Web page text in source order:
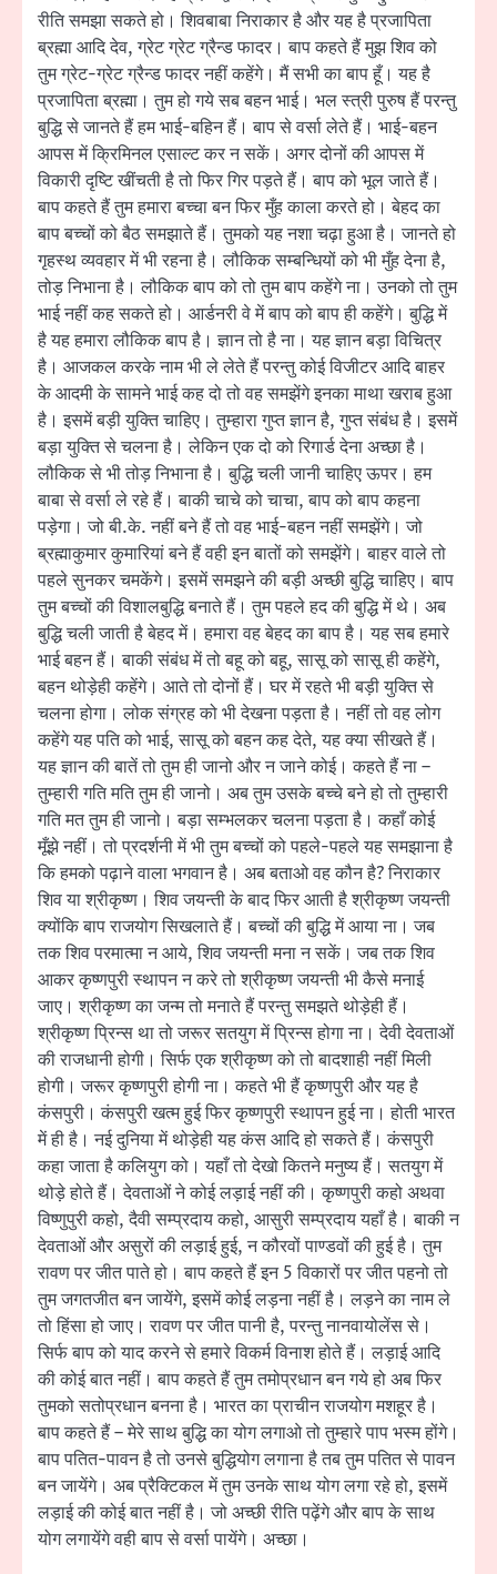
रीति समझा सकते हो। शिवबाबा निराकार है और यह है प्रजापिता
ब्रह्मा आदि देव, ग्रेट ग्रेट ग्रैन्ड फादर। बाप कहते हैं मुझ शिव को
तुम ग्रेट-ग्रेट ग्रैन्ड फादर नहीं कहेंगे। मैं सभी का बाप हूँ। यह है
प्रजापिता ब्रह्मा। तुम हो गये सब बहन भाई। भल स्त्री पुरुष हैं परन्तु
बुद्धि से जानते हैं हम भाई-बहिन हैं। बाप से वर्सा लेते हैं। भाई-बहन
आपस में क्रिमिनल एसाल्ट कर न सकें। अगर दोनों की आपस में
विकारी दृष्टि खींचती है तो फिर गिर पड़ते हैं। बाप को भूल जाते हैं।
बाप कहते हैं तुम हमारा बच्चा बन फिर मुँह काला करते हो। बेहद का
बाप बच्चों को बैठ समझाते हैं। तुमको यह नशा चढ़ा हुआ है। जानते हो
गृहस्थ व्यवहार में भी रहना है। लौकिक सम्बन्धियों को भी मुँह देना है,
तोड़ निभाना है। लौकिक बाप को तो तुम बाप कहेंगे ना। उनको तो तुम
भाई नहीं कह सकते हो। आर्डनरी वे में बाप को बाप ही कहेंगे। बुद्धि में
है यह हमारा लौकिक बाप है। ज्ञान तो है ना। यह ज्ञान बड़ा विचित्र
है। आजकल करके नाम भी ले लेते हैं परन्तु कोई विजीटर आदि बाहर
के आदमी के सामने भाई कह दो तो वह समझेंगे इनका माथा खराब हुआ
है। इसमें बड़ी युक्ति चाहिए। तुम्हारा गुप्त ज्ञान है, गुप्त संबंध है। इसमें
बड़ा युक्ति से चलना है। लेकिन एक दो को रिगार्ड देना अच्छा है।
लौकिक से भी तोड़ निभाना है। बुद्धि चली जानी चाहिए ऊपर। हम
बाबा से वर्सा ले रहे हैं। बाकी चाचे को चाचा, बाप को बाप कहना
पड़ेगा। जो बी.के. नहीं बने हैं तो वह भाई-बहन नहीं समझेंगे। जो
ब्रह्माकुमार कुमारियां बने हैं वही इन बातों को समझेंगे। बाहर वाले तो
पहले सुनकर चमकेंगे। इसमें समझने की बड़ी अच्छी बुद्धि चाहिए। बाप
तुम बच्चों की विशालबुद्धि बनाते हैं। तुम पहले हद की बुद्धि में थे। अब
बुद्धि चली जाती है बेहद में। हमारा वह बेहद का बाप है। यह सब हमारे
भाई बहन हैं। बाकी संबंध में तो बहू को बहू, सासू को सासू ही कहेंगे,
बहन थोड़ेही कहेंगे। आते तो दोनों हैं। घर में रहते भी बड़ी युक्ति से
चलना होगा। लोक संग्रह को भी देखना पड़ता है। नहीं तो वह लोग
कहेंगे यह पति को भाई, सासू को बहन कह देते, यह क्या सीखते हैं।
यह ज्ञान की बातें तो तुम ही जानो और न जाने कोई। कहते हैं ना –
तुम्हारी गति मति तुम ही जानो। अब तुम उसके बच्चे बने हो तो तुम्हारी
गति मत तुम ही जानो। बड़ा सम्भलकर चलना पड़ता है। कहाँ कोई
मूँझे नहीं। तो प्रदर्शनी में भी तुम बच्चों को पहले-पहले यह समझाना है
कि हमको पढ़ाने वाला भगवान है। अब बताओ वह कौन है? निराकार
शिव या श्रीकृष्ण। शिव जयन्ती के बाद फिर आती है श्रीकृष्ण जयन्ती
क्योंकि बाप राजयोग सिखलाते हैं। बच्चों की बुद्धि में आया ना। जब
तक शिव परमात्मा न आये, शिव जयन्ती मना न सकें। जब तक शिव
आकर कृष्णपुरी स्थापन न करे तो श्रीकृष्ण जयन्ती भी कैसे मनाई
जाए। श्रीकृष्ण का जन्म तो मनाते हैं परन्तु समझते थोड़ेही हैं।
श्रीकृष्ण प्रिन्स था तो जरूर सतयुग में प्रिन्स होगा ना। देवी देवताओं
की राजधानी होगी। सिर्फ एक श्रीकृष्ण को तो बादशाही नहीं मिली
होगी। जरूर कृष्णपुरी होगी ना। कहते भी हैं कृष्णपुरी और यह है
कंसपुरी। कंसपुरी खत्म हुई फिर कृष्णपुरी स्थापन हुई ना। होती भारत
में ही है। नई दुनिया में थोड़ेही यह कंस आदि हो सकते हैं। कंसपुरी
कहा जाता है कलियुग को। यहाँ तो देखो कितने मनुष्य हैं। सतयुग में
थोड़े होते हैं। देवताओं ने कोई लड़ाई नहीं की। कृष्णपुरी कहो अथवा
विष्णुपुरी कहो, दैवी सम्प्रदाय कहो, आसुरी सम्प्रदाय यहाँ है। बाकी न
देवताओं और असुरों की लड़ाई हुई, न कौरवों पाण्डवों की हुई है। तुम
रावण पर जीत पाते हो। बाप कहते हैं इन 5 विकारों पर जीत पहनो तो
तुम जगतजीत बन जायेंगे, इसमें कोई लड़ना नहीं है। लड़ने का नाम ले
तो हिंसा हो जाए। रावण पर जीत पानी है, परन्तु नानवायोलेंस से।
सिर्फ बाप को याद करने से हमारे विकर्म विनाश होते हैं। लड़ाई आदि
की कोई बात नहीं। बाप कहते हैं तुम तमोप्रधान बन गये हो अब फिर
तुमको सतोप्रधान बनना है। भारत का प्राचीन राजयोग मशहूर है।
बाप कहते हैं – मेरे साथ बुद्धि का योग लगाओ तो तुम्हारे पाप भस्म होंगे।
बाप पतित-पावन है तो उनसे बुद्धियोग लगाना है तब तुम पतित से पावन
बन जायेंगे। अब प्रैक्टिकल में तुम उनके साथ योग लगा रहे हो, इसमें
लड़ाई की कोई बात नहीं है। जो अच्छी रीति पढ़ेंगे और बाप के साथ
योग लगायेंगे वही बाप से वर्सा पायेंगे। अच्छा।